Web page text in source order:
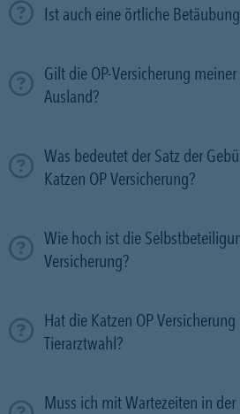
Ist auch eine örtliche
Gilt die OP-Versicherung
Ausland?
Was bedeutet der Satz der
Katzen OP Versicherung?
Wie hoch ist die
Versicherung?
Hat die Katzen OP
Tierarztwahl?
Muss ich mit Wartezeiten in der